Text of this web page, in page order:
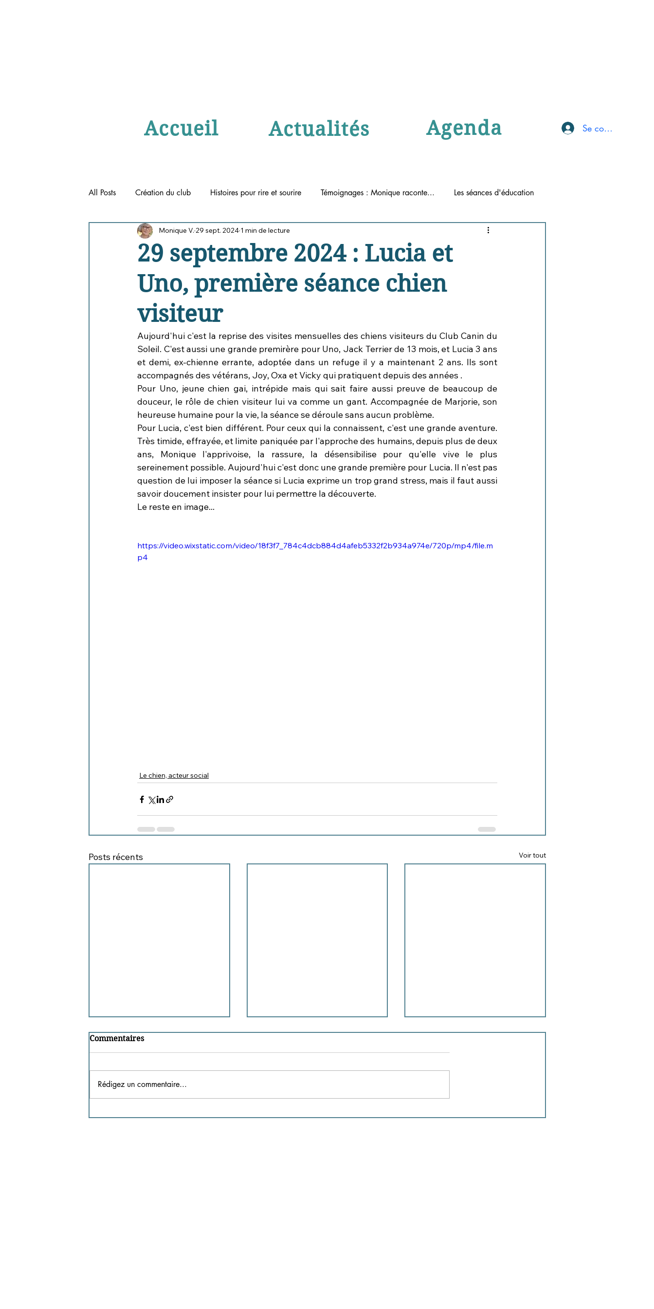
Accueil Actualités Agenda Se connecter
All Posts Création du club Histoires pour rire et sourire Témoignages : Monique raconte... Les séances d'éducation
Entrainements personnels Le chien, acteur social
29 septembre 2024 : Lucia et
Uno, première séance chien
visiteur
Monique V. 29 sept. 2024 1 min de lecture
Aujourd'hui c'est la reprise des visites mensuelles des chiens visiteurs du Club Canin du
Soleil. C'est aussi une grande premirère pour Uno, Jack Terrier de 13 mois, et Lucia 3 ans
et demi, ex-chienne errante, adoptée dans un refuge il y a maintenant 2 ans. Ils sont
accompagnés des vétérans, Joy, Oxa et Vicky qui pratiquent depuis des années .
Pour Uno, jeune chien gai, intrépide mais qui sait faire aussi preuve de beaucoup de
douceur, le rôle de chien visiteur lui va comme un gant. Accompagnée de Marjorie, son
heureuse humaine pour la vie, la séance se déroule sans aucun problème.
Pour Lucia, c'est bien différent. Pour ceux qui la connaissent, c'est une grande aventure.
Très timide, effrayée, et limite paniquée par l'approche des humains, depuis plus de deux
ans, Monique l'apprivoise, la rassure, la désensibilise pour qu'elle vive le plus
sereinement possible. Aujourd'hui c'est donc une grande première pour Lucia. Il n'est pas
question de lui imposer la séance si Lucia exprime un trop grand stress, mais il faut aussi
savoir doucement insister pour lui permettre la découverte.
Le reste en image...
https://video.wixstatic.com/video/18f3f7_784c4dcb884d4afeb5332f2b934a974e/720p/mp4/file.m
p4
Le chien, acteur social
Posts récents Voir tout
Commentaires
Rédigez un commentaire...